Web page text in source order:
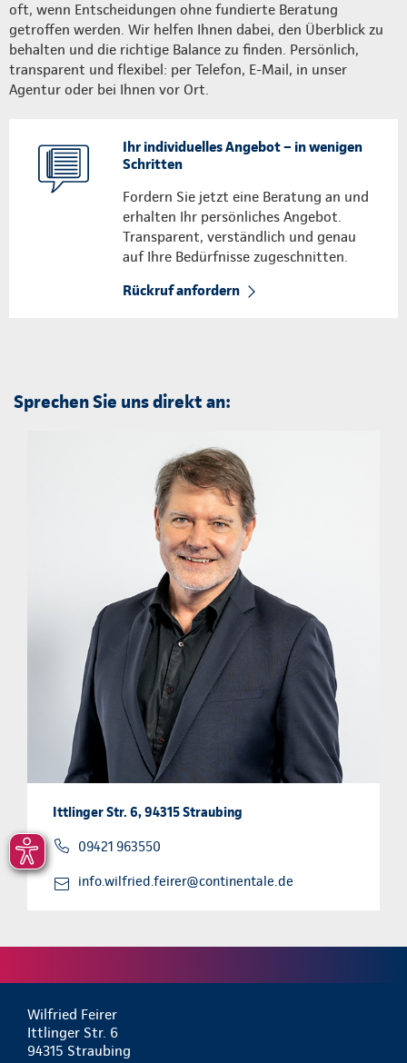
oft, wenn Entscheidungen ohne fundierte Beratung
getroffen werden. Wir helfen Ihnen dabei, den Überblick zu
behalten und die richtige Balance zu finden. Persönlich,
transparent und flexibel: per Telefon, E-Mail, in unser
Agentur oder bei Ihnen vor Ort.
Ihr individuelles Angebot – in wenigen
Schritten
Fordern Sie jetzt eine Beratung an und
erhalten Ihr persönliches Angebot.
Transparent, verständlich und genau
auf Ihre Bedürfnisse zugeschnitten.
Rückruf anfordern
Sprechen Sie uns direkt an:
Ittlinger Str. 6, 94315 Straubing
09421 963550
info.wilfried.feirer@continentale.de
Wilfried Feirer
Ittlinger Str. 6
94315 Straubing